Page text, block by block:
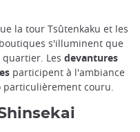
la tour Tsûtenkaku et les
s'illuminent que
Les devantures
participent à l'ambiance
couru.